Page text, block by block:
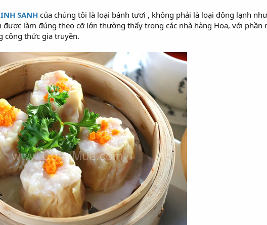
SANH của chúng tôi là loại bánh tươi , không phải là loại đông lạnh
được làm đúng theo cỡ lớn thường thấy trong các nhà hàng Hoa, với
công thức gia truyền.